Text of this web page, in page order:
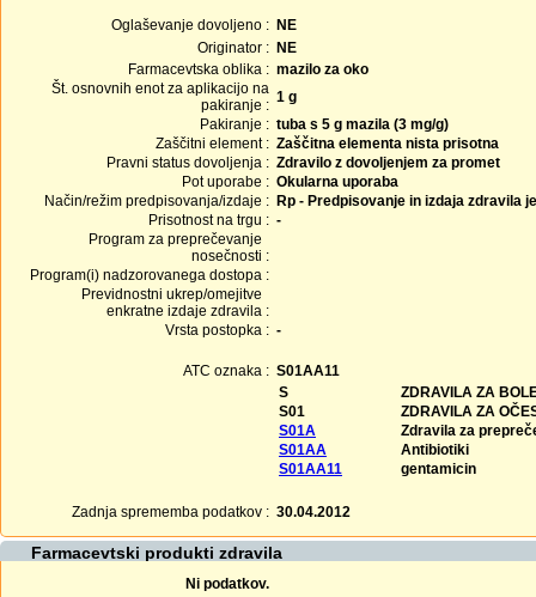
Oglaševanje dovoljeno : NE
Originator : NE
Farmacevtska oblika : mazilo za oko
Št. osnovnih enot za aplikacijo na
pakiranje : 1 g
Pakiranje : tuba s 5 g mazila (3 mg/g)
Zaščitni element : Zaščitna elementa nista prisotna
Pravni status dovoljenja : Zdravilo z dovoljenjem za promet
Pot uporabe : Okularna uporaba
Način/režim predpisovanja/izdaje : Rp - Predpisovanje in izdaja zdravila
Prisotnost na trgu : -
Program za preprečevanje
nosečnosti :
Program(i) nadzorovanega dostopa :
Previdnostni ukrep/omejitve
enkratne izdaje zdravila :
Vrsta postopka : -
ATC oznaka : S01AA11
S
ZDRAVILA ZA
S01
ZDRAVILA ZA
S01A
Zdravila za
S01AA
Antibiotiki
S01AA11
gentamicin
Zadnja sprememba podatkov : 30.04.2012
Farmacevtski produkti zdravila
Ni podatkov.